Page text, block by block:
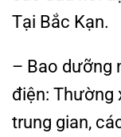
Tại Bắc Kạn.
– Bao dưỡng
điện: Thường
trung gian,